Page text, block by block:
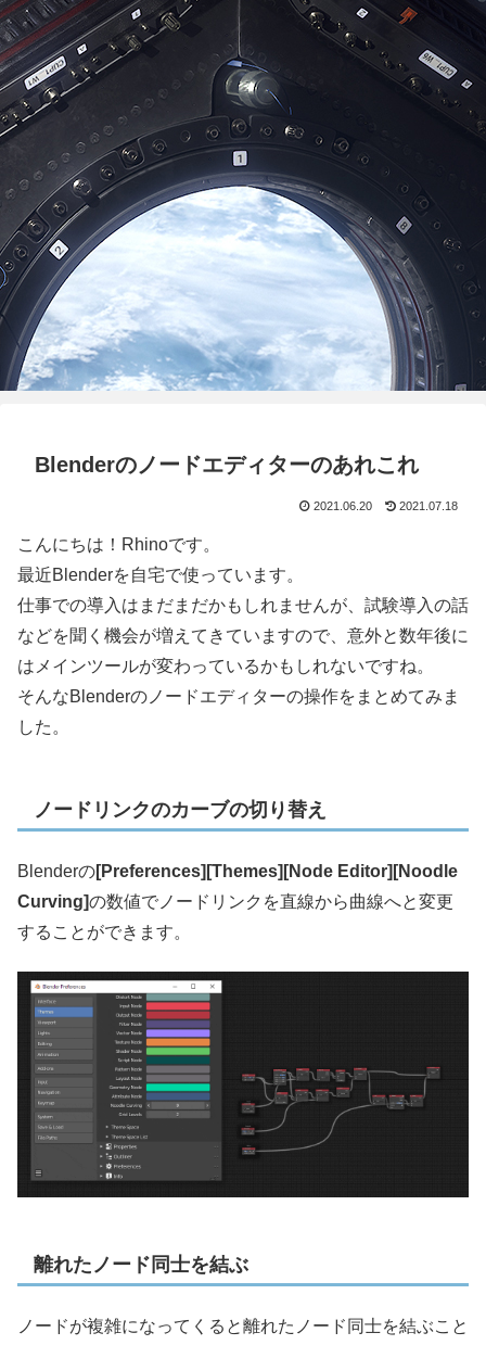
Blenderのノードエディターのあれこれ
2021.06.20 2021.07.18
こんにちは！Rhinoです。
最近Blenderを自宅で使っています。
仕事での導入はまだまだかもしれませんが、試験導入の話
などを聞く機会が増えてきていますので、意外と数年後に
はメインツールが変わっているかもしれないですね。
そんなBlenderのノードエディターの操作をまとめてみま
した。
ノードリンクのカーブの切り替え
Blenderの[Preferences][Themes][Node Editor][Noodle
Curving]の数値でノードリンクを直線から曲線へと変更
することができます。
離れたノード同士を結ぶ
ノードが複雑になってくると離れたノード同士を結ぶこと